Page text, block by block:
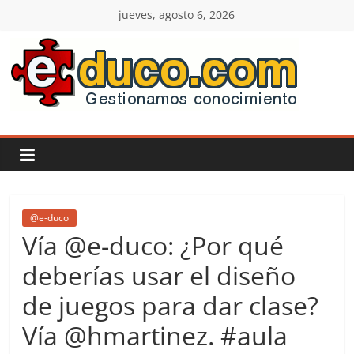
contenido
jueves, agosto 6, 2026
E-
duco:
Gestión
del
Conocimiento
Learn
more.
Do
@e-duco
Vía @e-duco: ¿Por qué
deberías usar el diseño
de juegos para dar clase?
Vía @hmartinez. #aula